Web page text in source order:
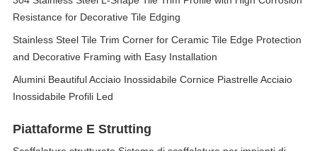
Resistance for Decorative Tile Edging
Stainless Steel Tile Trim Corner for Ceramic Tile Edge Protection
and Decorative Framing with Easy Installation
Alumini Beautiful Acciaio Inossidabile Cornice Piastrelle Acciaio
Inossidabile Profili Led
Piattaforme E Strutting